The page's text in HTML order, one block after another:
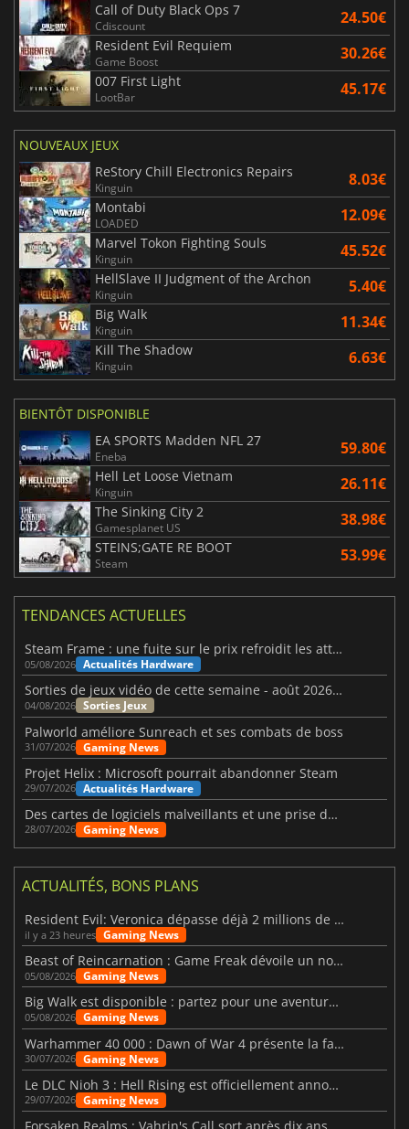
Call of Duty Black Ops 7
Cdiscount 24.50€
Resident Evil Requiem
Game Boost 30.26€
007 First Light
LootBar 45.17€
NOUVEAUX JEUX
ReStory Chill Electronics Repairs
Kinguin 8.03€
Montabi
LOADED 12.09€
Marvel Tokon Fighting Souls
Kinguin 45.52€
HellSlave II Judgment of the Archon
Kinguin 5.40€
Big Walk
Kinguin 11.34€
Kill The Shadow
Kinguin 6.63€
BIENTÔT DISPONIBLE
EA SPORTS Madden NFL 27
Eneba 59.80€
Hell Let Loose Vietnam
Kinguin 26.11€
The Sinking City 2
Gamesplanet US 38.98€
STEINS;GATE RE BOOT
Steam 53.99€
TENDANCES ACTUELLES
Steam Frame : une fuite sur le prix refroidit les attentes VR
05/08/2026 Actualités Hardware
Sorties de jeux vidéo de cette semaine - août 2026 (semaine 32)
04/08/2026 Sorties Jeux
Palworld améliore Sunreach et ses combats de boss
31/07/2026 Gaming News
Projet Helix : Microsoft pourrait abandonner Steam
29/07/2026 Actualités Hardware
Des cartes de logiciels malveillants et une prise de contrôle de Discord ont touché Meccha Chameleon
28/07/2026 Gaming News
ACTUALITÉS, BONS PLANS
Resident Evil: Veronica dépasse déjà 2 millions de wishlists
il y a 23 heures Gaming News
Beast of Reincarnation : Game Freak dévoile un nouveau pari
05/08/2026 Gaming News
Big Walk est disponible : partez pour une aventure entre amis
05/08/2026 Gaming News
Warhammer 40 000 : Dawn of War 4 présente la faction des Nécrons
30/07/2026 Gaming News
Le DLC Nioh 3 : Hell Rising est officiellement annoncé
29/07/2026 Gaming News